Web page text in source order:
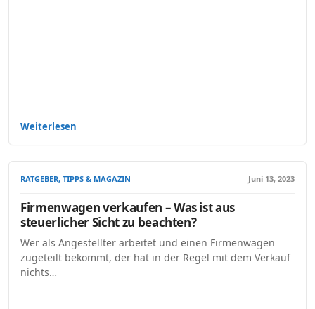
Weiterlesen
RATGEBER, TIPPS & MAGAZIN Juni 13, 2023
Firmenwagen verkaufen – Was ist aus
steuerlicher Sicht zu beachten?
Wer als Angestellter arbeitet und einen Firmenwagen
zugeteilt bekommt, der hat in der Regel mit dem Verkauf
nichts…